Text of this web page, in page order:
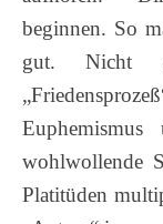
beginnen. So
gut.Nicht
wohlwollende
Platitüden